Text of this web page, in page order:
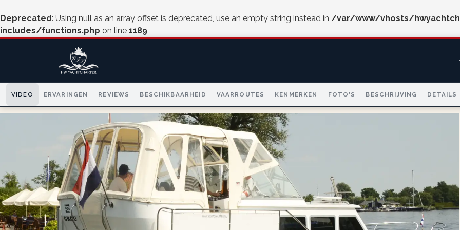
Deprecated: Using null as an array offset is deprecated, use an empty string instead in /var/www/vhosts/
includes/functions.php on line 1189
VIDEO ERVARINGEN REVIEWS BESCHIKBAARHEID VAARROUTES KENMERKEN FOTO'S BESCHRIJVING DETAILS